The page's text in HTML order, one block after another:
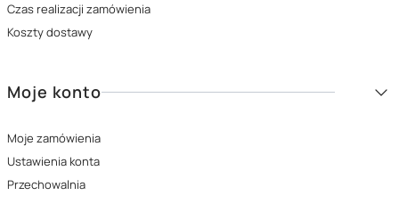
Czas realizacji zamówienia
Koszty dostawy
Moje konto
Moje zamówienia
Ustawienia konta
Przechowalnia